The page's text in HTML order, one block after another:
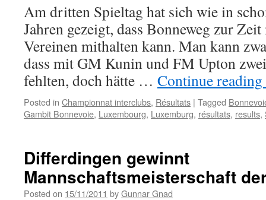
Am dritten Spieltag hat sich wie in
Jahren gezeigt, dass Bonneweg zur
Vereinen mithalten kann. Man kann
dass mit GM Kunin und FM Upton
fehlten, doch hätte … Continue reading
Posted in Championnat interclubs, Résultats | Tagged
Gambit Bonnevoie, Luxembourg, Luxemburg, résultats, results,
Differdingen gewinnt
Mannschaftsmeisterschaft
Posted on 15/11/2011 byGunnar Gnad